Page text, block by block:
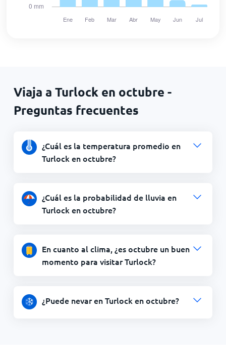
Viaja a Turlock en octubre -
Preguntas frecuentes
¿Cuál es la temperatura promedio en
Turlock en octubre?
¿Cuál es la probabilidad de lluvia en
Turlock en octubre?
En cuanto al clima, ¿es octubre un buen
momento para visitar Turlock?
¿Puede nevar en Turlock en octubre?